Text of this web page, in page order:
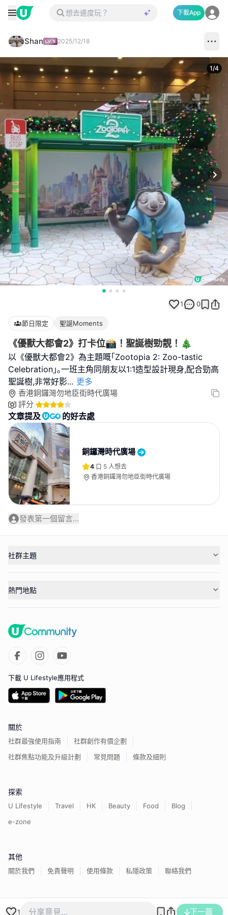
下載App
Shan 2025/12/18
1/4
1 0
節日限定 聖誕Moments
《優獸大都會2》打卡位📸！聖誕樹勁靚！🎄
以《優獸大都會2》為主題嘅｢Zootopia 2: Zoo-tastic
Celebration｣｡一班主角同朋友以1:1造型設計現身,配合勁高
聖誕樹,非常好影... 更多
香港銅鑼灣勿地臣街時代廣場
評分
文章提及 的好去處
銅鑼灣時代廣場
4 5 人想去
香港銅鑼灣勿地臣街時代廣場
發表第一個留言...
1 下一篇
社群主題
熱門地點
下載 U Lifestyle應用程式
關於
社群最強使用指南
社群創作有價企劃
社群焦點功能及升級計劃
常見問題 條款及細則
探索
U Lifestyle Travel HK Beauty Food
Blog
e-zone
其他
關於我們 免責聲明 使用條款 私隱政策 聯絡我們
香港經濟日報版權所有©